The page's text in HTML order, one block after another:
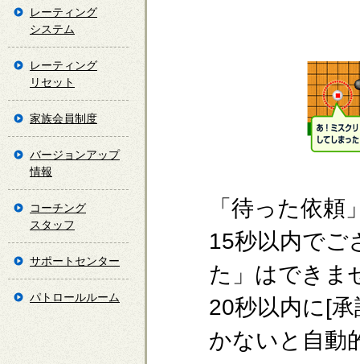
「待った依
15秒以内でご
た」はできま
20秒以内に[
かないと自動
レーティング
システム
レーティング
リセット
家族会員制度
バージョンアップ
情報
コーチング
スタッフ
サポートセンター
パトロールルーム